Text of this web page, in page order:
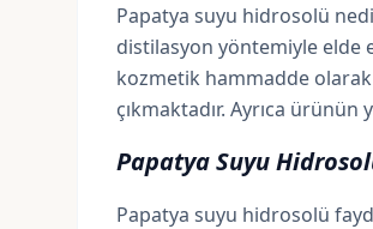
Papatya suyu hidrosolü
distilasyon yöntemiyle elde
kozmetik hammadde olarak
çıkmaktadır. Ayrıca
Papatya Suyu
Papatya suyu hidrosolü